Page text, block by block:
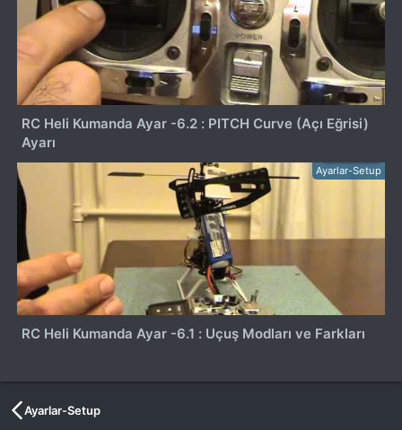
RC Heli Kumanda Ayar -6.2 : PITCH Curve (Açı Eğrisi)
Ayarı
Ayarlar-Setup
RC Heli Kumanda Ayar -6.1 : Uçuş Modları ve Farkları
Ayarlar-Setup